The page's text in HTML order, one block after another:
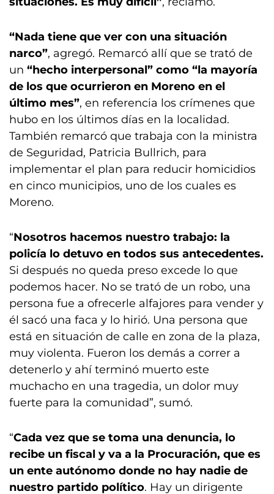
“Nada tiene que ver con una situación
narco”, agregó. Remarcó allí que se trató de
un “hecho interpersonal” como “la mayoría
de los que ocurrieron en Moreno en el
último mes”, en referencia los crímenes que
hubo en los últimos días en la localidad.
También remarcó que trabaja con la ministra
de Seguridad, Patricia Bullrich, para
implementar el plan para reducir homicidios
en cinco municipios, uno de los cuales es
Moreno.
“Nosotros hacemos nuestro trabajo: la
policía lo detuvo en todos sus antecedentes.
Si después no queda preso excede lo que
podemos hacer. No se trató de un robo, una
persona fue a ofrecerle alfajores para vender y
él sacó una faca y lo hirió. Una persona que
está en situación de calle en zona de la plaza,
muy violenta. Fueron los demás a correr a
detenerlo y ahí terminó muerto este
muchacho en una tragedia, un dolor muy
fuerte para la comunidad”, sumó.
“Cada vez que se toma una denuncia, lo
recibe un fiscal y va a la Procuración, que es
un ente autónomo donde no hay nadie de
nuestro partido político. Hay un dirigente